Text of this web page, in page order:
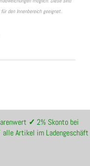
den Innenbereich geeignet.
✓ 2% Skonto bei
alle Artikel im Ladengeschäft